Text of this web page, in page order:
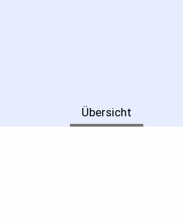
Übersicht